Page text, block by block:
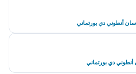
أنطوني دي بورتماني
دي بورتماني